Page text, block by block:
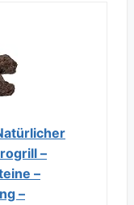
–
–
–